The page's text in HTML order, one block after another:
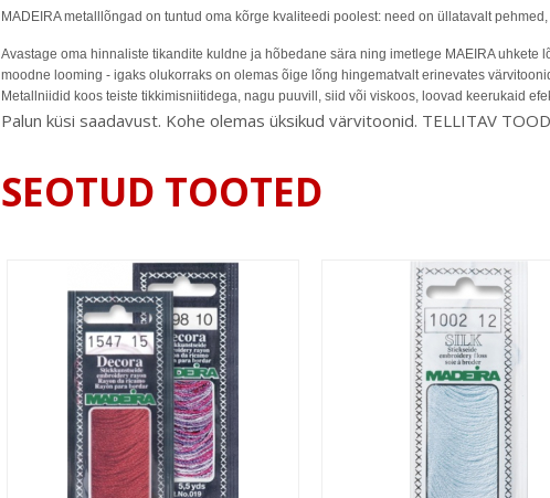
MADEIRA metalllõngad on tuntud oma kõrge kvaliteedi poolest: need on üllatavalt
Avastage oma hinnaliste tikandite kuldne ja hõbedane sära ning imetlege MAEIRA uhkete
moodne looming - igaks olukorraks on olemas õige lõng hingematvalt erinevates
Metallniidid koos teiste tikkimisniitidega, nagu puuvill, siid või viskoos, loovad keerukaid
Palun küsi saadavust. Kohe olemas üksikud värvitoonid. TELLITAV
SEOTUD TOOTED